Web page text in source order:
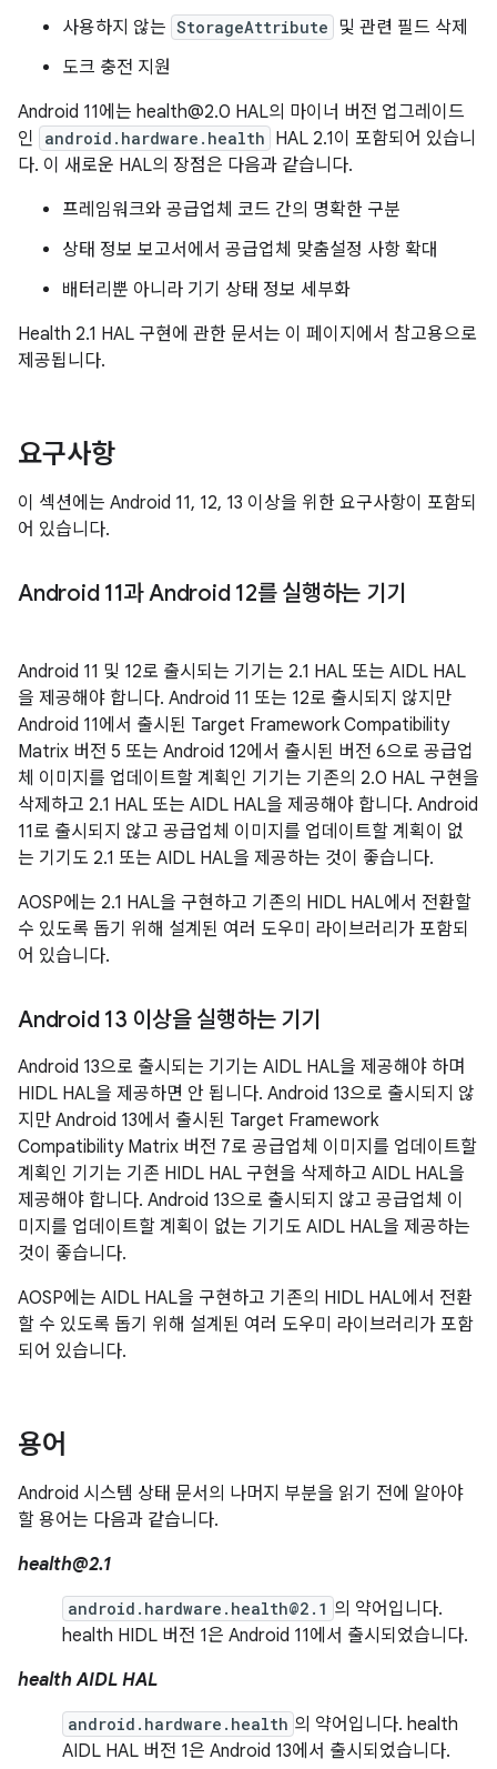
사용하지 않는 StorageAttribute 및 관련 필드 삭제
도크 충전 지원
Android 11에는 health@2.0 HAL의 마이너 버전 업그레이드
인
android.hardware.health HAL 2.1이 포함되어 있습니
다. 이 새로운 HAL의 장점은 다음과 같습니다.
프레임워크와 공급업체 코드 간의 명확한 구분
상태 정보 보고서에서 공급업체 맞춤설정 사항 확대
배터리뿐 아니라 기기 상태 정보 세부화
Health 2.1 HAL 구현에 관한 문서는 이 페이지에서 참고용으로
제공됩니다.
요구사항
이 섹션에는 Android 11, 12, 13 이상을 위한 요구사항이 포함되
어 있습니다.
Android 11과 Android 12를 실행하는 기기
Android 11 및 12로 출시되는 기기는 2.1 HAL 또는 AIDL HAL
을 제공해야 합니다. Android 11 또는 12로 출시되지 않지만
Android 11에서 출시된 Target Framework Compatibility
Matrix 버전 5 또는 Android 12에서 출시된 버전 6으로 공급업
체 이미지를 업데이트할 계획인 기기는 기존의 2.0 HAL 구현을
삭제하고 2.1 HAL 또는 AIDL HAL을 제공해야 합니다. Android
11로 출시되지 않고 공급업체 이미지를 업데이트할 계획이 없
는 기기도 2.1 또는 AIDL HAL을 제공하는 것이 좋습니다.
AOSP에는 2.1 HAL을 구현하고 기존의 HIDL HAL에서 전환할
수 있도록 돕기 위해 설계된 여러 도우미 라이브러리가 포함되
어 있습니다.
Android 13 이상을 실행하는 기기
Android 13으로 출시되는 기기는 AIDL HAL을 제공해야 하며
HIDL HAL을 제공하면 안 됩니다. Android 13으로 출시되지 않
지만 Android 13에서 출시된 Target Framework
Compatibility Matrix 버전 7로 공급업체 이미지를 업데이트할
계획인 기기는 기존 HIDL HAL 구현을 삭제하고 AIDL HAL을
제공해야 합니다. Android 13으로 출시되지 않고 공급업체 이
미지를 업데이트할 계획이 없는 기기도 AIDL HAL을 제공하는
것이 좋습니다.
AOSP에는 AIDL HAL을 구현하고 기존의 HIDL HAL에서 전환
할 수 있도록 돕기 위해 설계된 여러 도우미 라이브러리가 포함
되어 있습니다.
용어
Android 시스템 상태 문서의 나머지 부분을 읽기 전에 알아야
할 용어는 다음과 같습니다.
health@2.1
android.hardware.health@2.1 의 약어입니다.
health HIDL 버전 1은 Android 11에서 출시되었습니다.
health AIDL HAL
android.hardware.health 의 약어입니다. health
AIDL HAL 버전 1은 Android 13에서 출시되었습니다.